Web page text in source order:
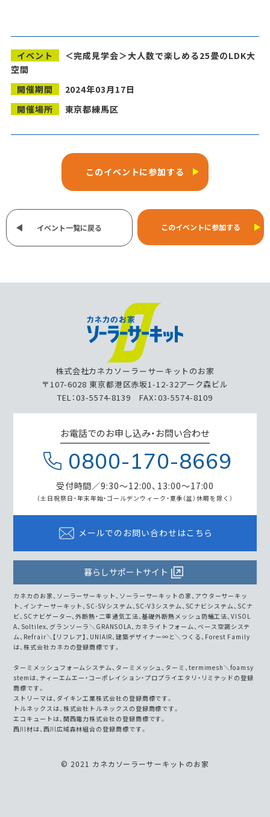
イベント
＜完成見学会＞大人数で楽しめる25畳のLDK大
空間
開催期間
2024年03月17日
開催場所
東京都練馬区
このイベントに参加する
イベント一覧に戻る このイベントに参加する
株式会社カネカソーラーサーキットのお家
〒107-6028 東京都港区赤坂1-12-32アーク森ビル
TEL：03-5574-8139 FAX：03-5574-8109
お電話でのお申し込み・お問い合わせ
0800-170-8669
受付時間／9:30～12:00、13:00～17:00
（土日祝祭日・年末年始・ゴールデンウィーク・夏季（盆）休暇を除く）
メールでのお問い合わせはこちら
暮らしサポートサイト
カネカのお家、ソーラーサーキット、ソーラーサーキットの家、アウターサーキッ
ト、インナーサーキット、SC-SVシステム、SC-V3システム、SCナビシステム、SCナ
ビ、SCナビゲーター、外断熱・二重通気工法、基礎外断熱メッシュ防蟻工法、VISOL
A、Soltilex、グランソーラ＼GRANSOLA、カネライトフォーム、ベース空調システ
ム、Refrair＼【リフレア】、UNIAIR、建築デザイナー∞と＼つくる、Forest Family
は、株式会社カネカの登録商標です。
ターミメッシュフォームシステム、ターミメッシュ、ターミ、termimesh＼foamsy
stemは、ティーエムエー・コーポレイション・プロプライエタリ・リミテッドの登録
商標です。
ストリーマは、ダイキン工業株式会社の登録商標です。
トルネックスは、株式会社トルネックスの登録商標です。
エコキュートは、関西電力株式会社の登録商標です。
西川材は、西川広域森林組合の登録商標です。
© 2021 カネカソーラーサーキットのお家